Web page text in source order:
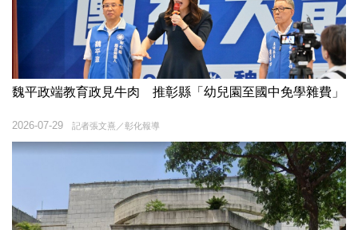
魏平政端教育政見牛肉 推彰縣「幼兒園至國中免學雜費」
記者張文熹／彰化報導
2026-07-29